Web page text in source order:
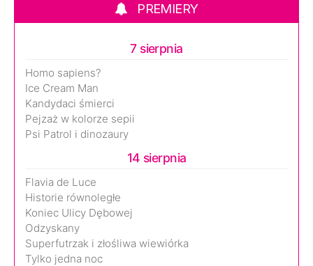
PREMIERY
7 sierpnia
Homo sapiens?
Ice Cream Man
Kandydaci śmierci
Pejzaż w kolorze sepii
Psi Patrol i dinozaury
14 sierpnia
Flavia de Luce
Historie równoległe
Koniec Ulicy Dębowej
Odzyskany
Superfutrzak i złośliwa wiewiórka
Tylko jedna noc